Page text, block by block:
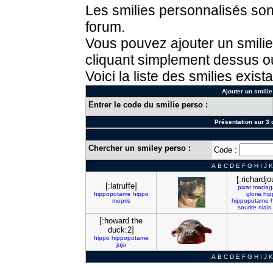
Les smilies personnalisés
forum.
Vous pouvez ajouter un
cliquant simplement dessus
Voici la liste des smilies
Ajouter un
Entrer le code du smilie perso :
Présentation sur 3
Chercher un smiley perso : Code :
A B C D E F G H I J K
[:latruffe]
hippopotame hippo
mepris
pixar
gloria
hippopotame
sourire niais
[:howard the
duck:2]
hippo hippopotame
juju
A B C D E F G H I J K